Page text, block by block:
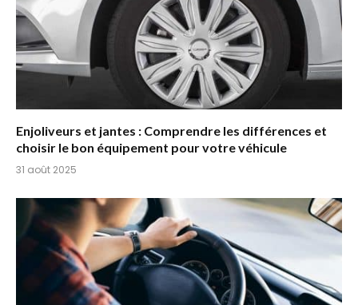
Enjoliveurs et jantes : Comprendre les différences et
choisir le bon équipement pour votre véhicule
31 août 2025